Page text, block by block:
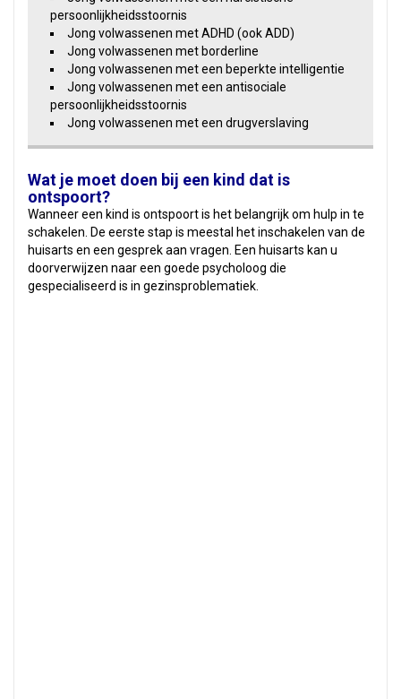
persoonlijkheidsstoornis
Jong volwassenen met ADHD (ook ADD)
Jong volwassenen met borderline
Jong volwassenen met een beperkte intelligentie
Jong volwassenen met een antisociale
persoonlijkheidsstoornis
Jong volwassenen met een drugverslaving
Wat je moet doen bij een kind dat is
ontspoort?
Wanneer een kind is ontspoort is het belangrijk om hulp in te
schakelen. De eerste stap is meestal het inschakelen van de
huisarts en een gesprek aan vragen. Een huisarts kan u
doorverwijzen naar een goede psycholoog die
gespecialiseerd is in gezinsproblematiek.